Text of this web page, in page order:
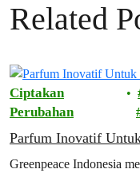
Related
Ciptakan
Perubahan
Parfum Inovatif
Greenpeace Indonesia